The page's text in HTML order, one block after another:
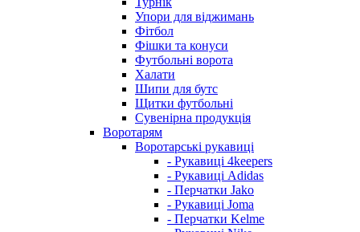
Упори для віджимань
Фітбол
Фішки та конуси
Футбольні ворота
Халати
Шипи для бутс
Щитки футбольні
Сувенірна продукція
Воротарям
Воротарські рукавиці
- Рукавиці 4keepers
- Рукавиці Adidas
- Перчатки Jako
- Рукавиці Joma
- Перчатки Kelme